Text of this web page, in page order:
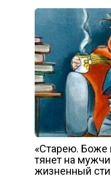
«Старею. Боже
тянет на
жизненный